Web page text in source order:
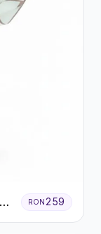
RON259